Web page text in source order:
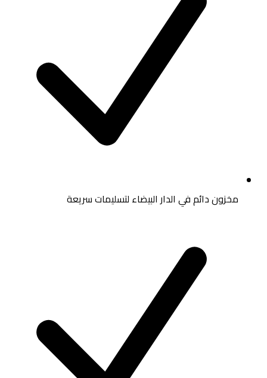
مخزون دائم في الدار البيضاء لتسليمات سريعة